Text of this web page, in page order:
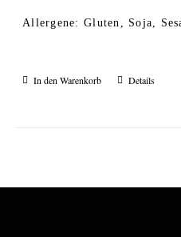
Allergene: Gluten, Soja,
In den Warenkorb Details